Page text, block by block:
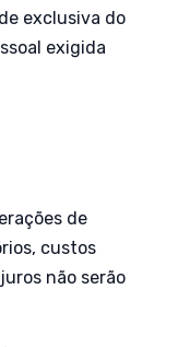
exclusiva do
exigida
de
custos
não serão